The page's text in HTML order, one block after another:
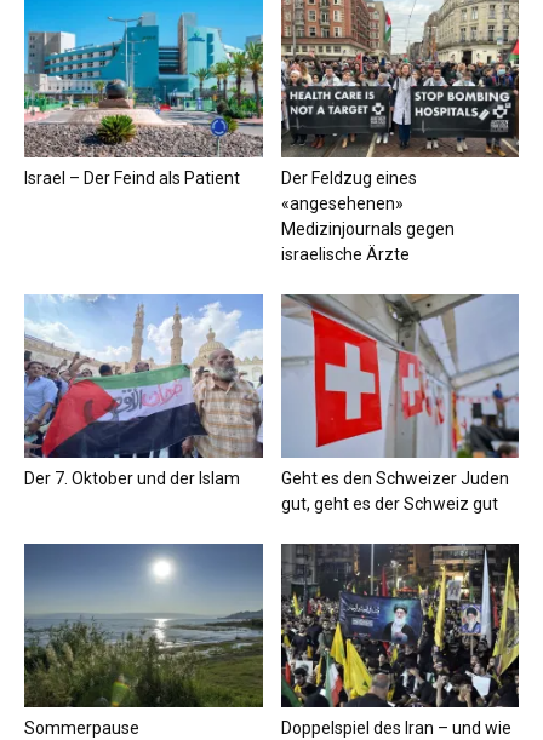
Israel – Der Feind als Patient
Der Feldzug eines
«angesehenen»
Medizinjournals gegen
israelische Ärzte
Der 7. Oktober und der Islam
Geht es den Schweizer Juden
gut, geht es der Schweiz gut
Sommerpause
Doppelspiel des Iran – und wie